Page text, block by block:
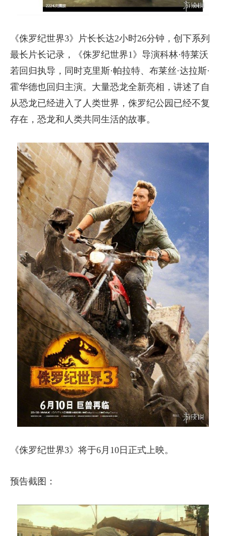
《侏罗纪世界3》片长长达2小时26分钟，创下系列
最长片长记录，《侏罗纪世界1》导演科林·特莱沃
若回归执导，同时克里斯·帕拉特、布莱丝·达拉斯·
霍华德也回归主演。大量恐龙全新亮相，讲述了自
从恐龙已经进入了人类世界，侏罗纪公园已经不复
存在，恐龙和人类共同生活的故事。
《侏罗纪世界3》将于6月10日正式上映。
预告截图：